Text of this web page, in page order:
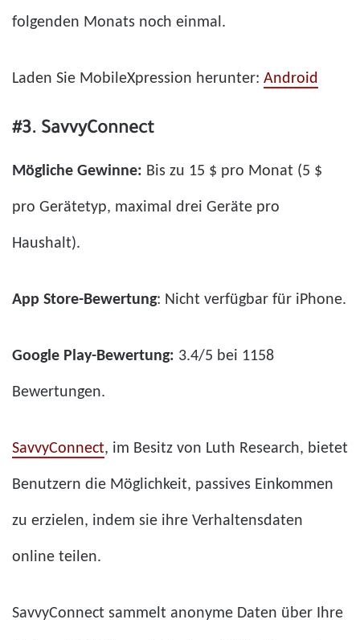
folgenden Monats noch einmal.
Laden Sie MobileXpression herunter: Android
#3. SavvyConnect
Mögliche Gewinne: Bis zu 15 $ pro Monat (5 $
pro Gerätetyp, maximal drei Geräte pro
Haushalt).
App Store-Bewertung: Nicht verfügbar für iPhone.
Google Play-Bewertung: 3.4/5 bei 1158
Bewertungen.
SavvyConnect, im Besitz von Luth Research, bietet
Benutzern die Möglichkeit, passives Einkommen
zu erzielen, indem sie ihre Verhaltensdaten
online teilen.
SavvyConnect sammelt anonyme Daten über Ihre